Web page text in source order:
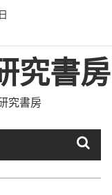
究書房
究書房